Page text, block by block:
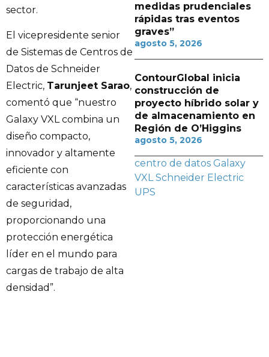
sector.
El vicepresidente senior
de Sistemas de Centros de
Datos de Schneider
Electric, Tarunjeet Sarao,
comentó que “nuestro
Galaxy VXL combina un
diseño compacto,
innovador y altamente
eficiente con
características avanzadas
de seguridad,
proporcionando una
protección energética
líder en el mundo para
cargas de trabajo de alta
densidad”.
medidas prudenciales
rápidas tras eventos
graves”
agosto 5, 2026
ContourGlobal inicia
construcción de
proyecto híbrido solar y
de almacenamiento en
Región de O’Higgins
agosto 5, 2026
centro de datos Galaxy
VXL Schneider Electric
UPS